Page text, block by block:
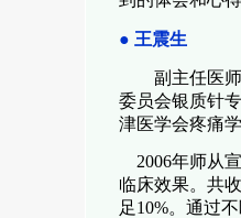
● 王震生
副主任医
委员会银质针
津医学会疼痛
2006年师从
临床效果。共
足10%。通过